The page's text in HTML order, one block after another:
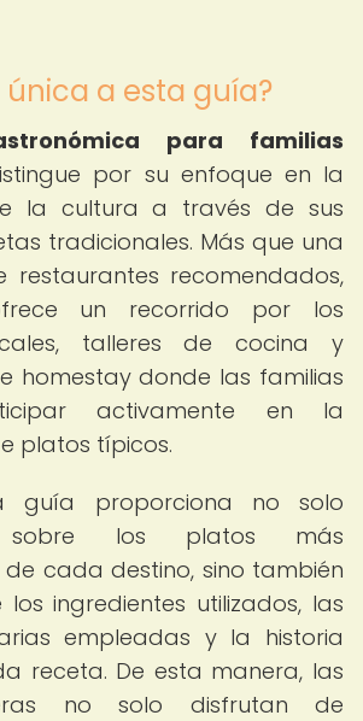
a esta guía?
para familias
por su enfoque en la
la cultura a través de sus
tradicionales. Más que una
restaurantes recomendados,
un recorrido por los
talleres de cocina y
homestay donde las familias
activamente en la
platos típicos.
guía proporciona no solo
sobre los platos más
cada destino, sino también
ingredientes utilizados, las
empleadas y la historia
receta. De esta manera, las
no solo disfrutan de